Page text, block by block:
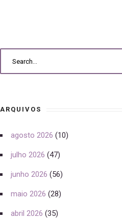
ARQUIVOS
agosto 2026 (10)
julho 2026 (47)
junho 2026 (56)
maio 2026 (28)
abril 2026 (35)